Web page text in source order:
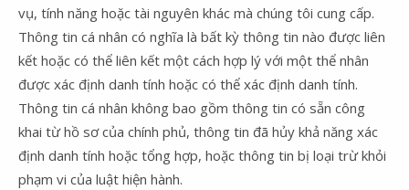
vụ, tính năng hoặc tài nguyên khác mà chúng tôi cung cấp.
Thông tin cá nhân có nghĩa là bất kỳ thông tin nào được liên
kết hoặc có thể liên kết một cách hợp lý với một thể nhân
được xác định danh tính hoặc có thể xác định danh tính.
Thông tin cá nhân không bao gồm thông tin có sẵn công
khai từ hồ sơ của chính phủ, thông tin đã hủy khả năng xác
định danh tính hoặc tổng hợp, hoặc thông tin bị loại trừ khỏi
phạm vi của luật hiện hành.